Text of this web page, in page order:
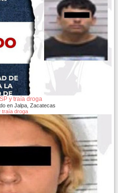
y traía droga
en Jalpa, Zacatecas
traía droga